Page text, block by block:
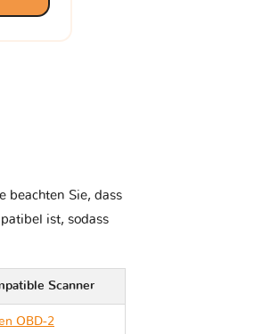
beachten Sie, dass
ist, sodass
Scanner
OBD-2